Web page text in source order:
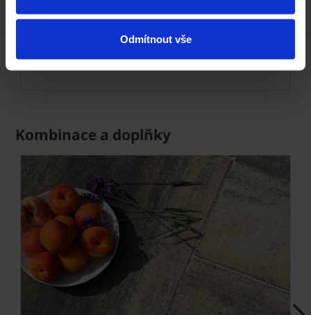
Odmítnout vše
Kombinace a doplňky